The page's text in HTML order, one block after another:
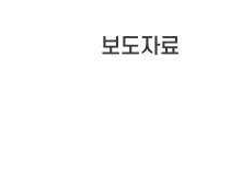
보도자료